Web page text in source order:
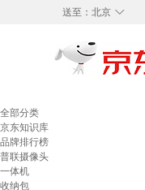
◇
送至： 北京
全部分类
京东知识库
品牌排行榜
普联摄像头
一体机
收纳包